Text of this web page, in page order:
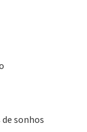
sonhos